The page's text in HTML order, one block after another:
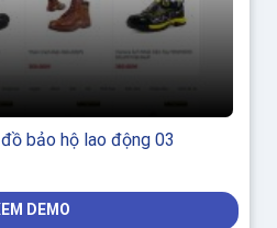
bảo hộ lao động 03
DEMO